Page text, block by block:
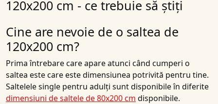
120x200 cm - ce trebuie să știți
Cine are nevoie de o saltea de
120x200 cm?
Prima întrebare care apare atunci când cumperi o
saltea este care este dimensiunea potrivită pentru tine.
Saltelele single pentru adulți sunt disponibile în diferite
dimensiuni de saltele de 80x200 cm disponibile.